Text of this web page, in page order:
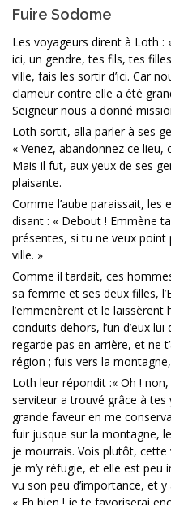
Fuire Sodome
Les voyageurs dirent à Loth :
ici, un gendre, tes fils, tes
ville, fais les sortir d’ici. Car
clameur contre elle a été
Seigneur nous a donné
Loth sortit, alla parler à ses
« Venez, abandonnez ce lieu,
Mais il fut, aux yeux de ses
plaisante.
Comme l’aube paraissait, les
disant : « Debout ! Emmène
présentes, si tu ne veux
ville. »
Comme il tardait, ces
sa femme et ses deux filles,
l’emmenèrent et le laissèrent
conduits dehors, l’un d’eux
regarde pas en arrière, et ne
région ; fuis vers la
Loth leur répondit :« Oh !
serviteur a trouvé grâce à tes
grande faveur en me
fuir jusque sur la montagne,
je mourrais. Vois plutôt,
je m’y réfugie, et elle est
vu son peu d’importance, et